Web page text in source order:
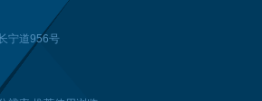
宁道956号